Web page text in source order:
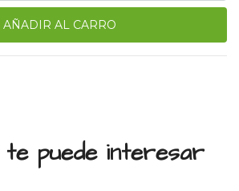
te puede interesar